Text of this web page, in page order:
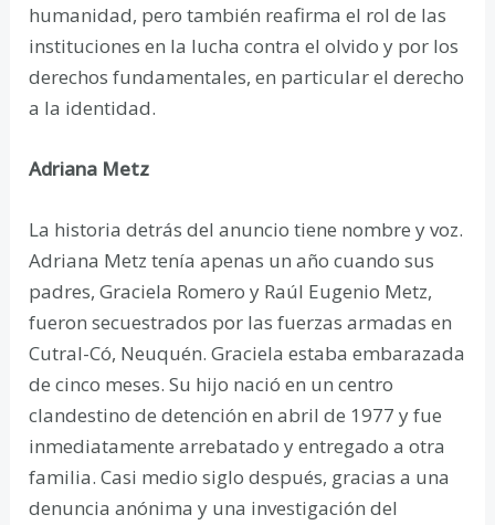
humanidad, pero también reafirma el rol de las
instituciones en la lucha contra el olvido y por los
derechos fundamentales, en particular el derecho
a la identidad.
Adriana Metz
La historia detrás del anuncio tiene nombre y voz.
Adriana Metz tenía apenas un año cuando sus
padres, Graciela Romero y Raúl Eugenio Metz,
fueron secuestrados por las fuerzas armadas en
Cutral-Có, Neuquén. Graciela estaba embarazada
de cinco meses. Su hijo nació en un centro
clandestino de detención en abril de 1977 y fue
inmediatamente arrebatado y entregado a otra
familia. Casi medio siglo después, gracias a una
denuncia anónima y una investigación del